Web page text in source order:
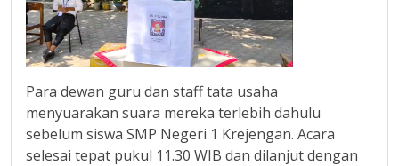
Para dewan guru dan staff tata usaha
menyuarakan suara mereka terlebih dahulu
sebelum siswa SMP Negeri 1 Krejengan. Acara
selesai tepat pukul 11.30 WIB dan dilanjut dengan